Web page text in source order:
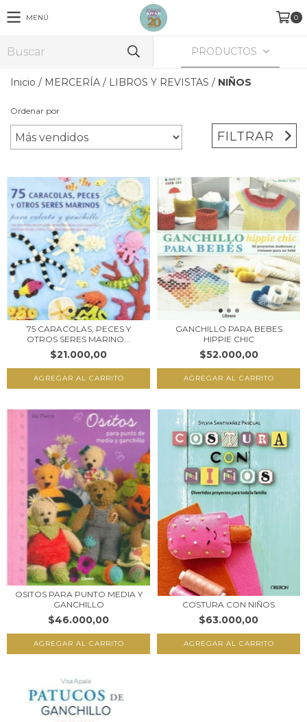
MENÚ 0
PRODUCTOS
Inicio / MERCERÍA / LIBROS Y REVISTAS / NIÑOS
Ordenar por
FILTRAR
75 CARACOLAS, PECES Y
OTROS SERES MARINO...
$21.000,00
GANCHILLO PARA BEBES
HIPPIE CHIC
$52.000,00
OSITOS PARA PUNTO MEDIA Y
GANCHILLO
$46.000,00
COSTURA CON NIÑOS
$63.000,00